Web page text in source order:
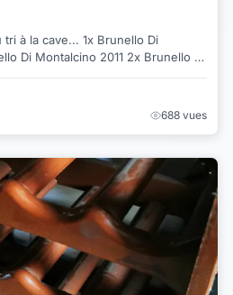
1x Brunello Di
688 vues